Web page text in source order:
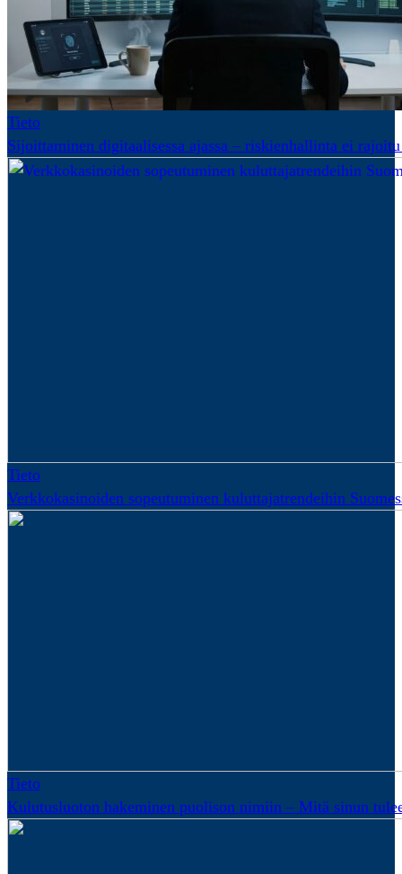
Tieto
Sijoittaminen digitaalisessa ajassa – riskienhallinta ei
Tieto
Verkkokasinoiden sopeutuminen kuluttajatrendeihin
Tieto
Kulutusluoton hakeminen puolison nimiin – Mitä sinun